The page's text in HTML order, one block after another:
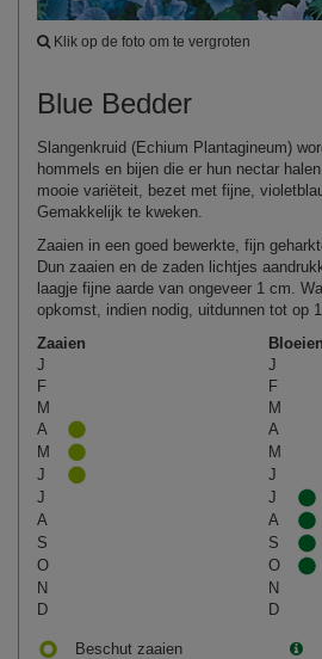
Klik op de foto om te vergroten
Blue Bedder
Slangenkruid (Echium Plantagineum)
hommels en bijen die er hun nectar
mooie variëteit, bezet met fijne,
Gemakkelijk te kweken.
Zaaien in een goed bewerkte, fijn
Dun zaaien en de zaden lichtjes
laagje fijne aarde van ongeveer 1 cm.
opkomst, indien nodig, uitdunnen tot op
Zaaien
Bloeien
J
J
F
F
M
M
A
A
M
M
J
J
J
J
A
A
S
S
O
O
N
N
D
D
Beschut zaaien